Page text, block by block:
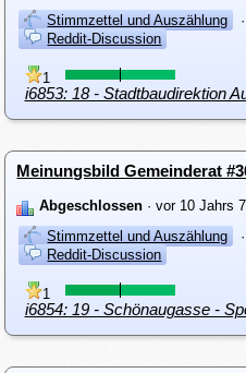
Stimmzettel und Auszählung
·
Reddit-Discussion
1
i6853: 18 - Stadtbaudirektion
Meinungsbild Gemeinderat
Abgeschlossen · vor 10 Jahrs
Stimmzettel und Auszählung
·
Reddit-Discussion
1
i6854: 19 - Schönaugasse -